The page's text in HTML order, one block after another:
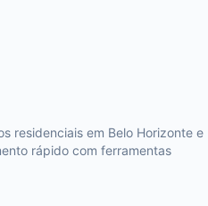
residenciais em Belo Horizonte e
rápido com ferramentas